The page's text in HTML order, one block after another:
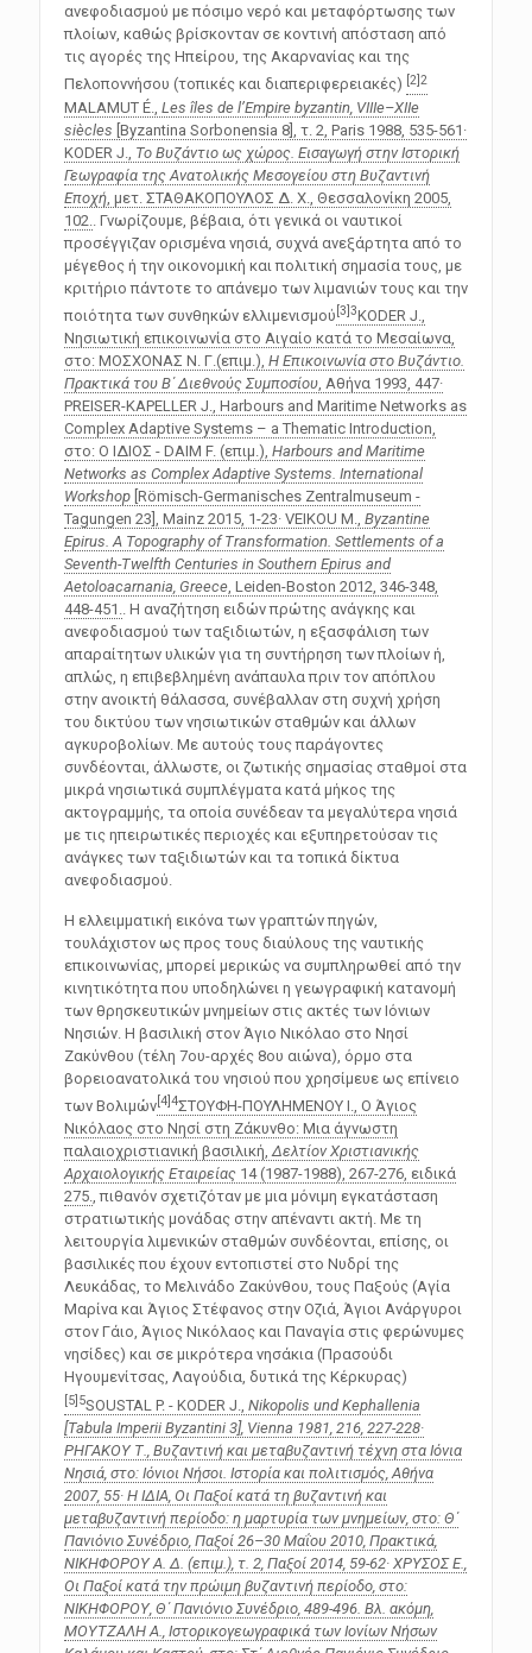
ανεφοδιασμού με πόσιμο νερό και μεταφόρτωσης των
πλοίων, καθώς βρίσκονταν σε κοντινή απόσταση από
τις αγορές της Ηπείρου, της Ακαρνανίας και της
Πελοποννήσου (τοπικές και διαπεριφερειακές) [2]2
MALAMUT É., Les îles de l’Empire byzantin, VIIIe–XIIe
siècles [Byzantina Sorbonensia 8], τ. 2, Paris 1988, 535-561·
KODER J., Το Βυζάντιο ως χώρος. Εισαγωγή στην Ιστορική
Γεωγραφία της Ανατολικής Μεσογείου στη Βυζαντινή
Εποχή , μετ. ΣΤΑΘΑΚΟΠΟΥΛΟΣ Δ. Χ., Θεσσαλονίκη 2005,
102.
. Γνωρίζουμε, βέβαια, ότι γενικά οι ναυτικοί
προσέγγιζαν ορισμένα νησιά, συχνά ανεξάρτητα από το
μέγεθος ή την οικονομική και πολιτική σημασία τους, με
κριτήριο πάντοτε το απάνεμο των λιμανιών τους και την
ποιότητα των συνθηκών ελλιμενισμού [3]3KODER J.,
Νησιωτική επικοινωνία στο Αιγαίο κατά το Μεσαίωνα,
στο: ΜΟΣΧΟΝΑΣ Ν. Γ.(επιμ.), Η Επικοινωνία στο Βυζάντιο.
Πρακτικά του Β΄ Διεθνούς Συμποσίου , Αθήνα 1993, 447·
PREISER-KAPELLER J., Harbours and Maritime Networks as
Complex Adaptive Systems – a Thematic Introduction,
στο: Ο ΙΔΙΟΣ - DAIM F. (επιμ.), Harbours and Maritime
Networks as Complex Adaptive Systems. International
Workshop [Römisch-Germanisches Zentralmuseum -
Tagungen 23], Mainz 2015, 1-23· VEIKOU M., Byzantine
Epirus. A Topography of Transformation. Settlements of a
Seventh-Twelfth Centuries in Southern Epirus and
Aetoloacarnania, Greece , Leiden-Boston 2012, 346-348,
448-451.
. Η αναζήτηση ειδών πρώτης ανάγκης και
ανεφοδιασμού των ταξιδιωτών, η εξασφάλιση των
απαραίτητων υλικών για τη συντήρηση των πλοίων ή,
απλώς, η επιβεβλημένη ανάπαυλα πριν τον απόπλου
στην ανοικτή θάλασσα, συνέβαλλαν στη συχνή χρήση
του δικτύου των νησιωτικών σταθμών και άλλων
αγκυροβολίων. Με αυτούς τους παράγοντες
συνδέονται, άλλωστε, οι ζωτικής σημασίας σταθμοί στα
μικρά νησιωτικά συμπλέγματα κατά μήκος της
ακτογραμμής, τα οποία συνέδεαν τα μεγαλύτερα νησιά
με τις ηπειρωτικές περιοχές και εξυπηρετούσαν τις
ανάγκες των ταξιδιωτών και τα τοπικά δίκτυα
ανεφοδιασμού.
Η ελλειμματική εικόνα των γραπτών πηγών,
τουλάχιστον ως προς τους διαύλους της ναυτικής
επικοινωνίας, μπορεί μερικώς να συμπληρωθεί από την
κινητικότητα που υποδηλώνει η γεωγραφική κατανομή
των θρησκευτικών μνημείων στις ακτές των Ιόνιων
Νησιών. Η βασιλική στον Άγιο Νικόλαο στο Νησί
Ζακύνθου (τέλη 7ου-αρχές 8ου αιώνα), όρμο στα
βορειοανατολικά του νησιού που χρησίμευε ως επίνειο
των Βολιμών[4]4ΣΤΟΥΦΗ-ΠΟΥΛΗΜΕΝΟΥ Ι., O Άγιος
Nικόλαος στο Nησί στη Zάκυνθο: Mια άγνωστη
παλαιοχριστιανική βασιλική,Δελτίον Χριστιανικής
Αρχαιολογικής Εταιρείας 14 (1987-1988), 267-276, ειδικά
275., πιθανόν σχετιζόταν με μια μόνιμη εγκατάσταση
στρατιωτικής μονάδας στην απέναντι ακτή. Με τη
λειτουργία λιμενικών σταθμών συνδέονται, επίσης, οι
βασιλικές που έχουν εντοπιστεί στο Νυδρί της
Λευκάδας, το Μελινάδο Ζακύνθου, τους Παξούς (Αγία
Μαρίνα και Άγιος Στέφανος στην Οζιά, Άγιοι Ανάργυροι
στον Γάιο, Άγιος Νικόλαος και Παναγία στις φερώνυμες
νησίδες) και σε μικρότερα νησάκια (Πρασούδι
Ηγουμενίτσας, Λαγούδια, δυτικά της Κέρκυρας)
[5] 5SOUSTAL P. - KODER J., Nikopolis und Kephallenia
[Tabula Imperii Byzantini 3], Vienna 1981, 216, 227-228·
ΡΗΓΑΚΟΥ Τ., Βυζαντινή και μεταβυζαντινή τέχνη στα Ιόνια
Νησιά, στο: Ιόνιοι Νήσοι. Ιστορία και πολιτισμός , Αθήνα
2007, 55· Η ΙΔΙΑ, Οι Παξοί κατά τη βυζαντινή και
μεταβυζαντινή περίοδο: η μαρτυρία των μνημείων, στο: Θ΄
Πανιόνιο Συνέδριο, Παξοί 26–30 Μαΐου 2010, Πρακτικά
ΝΙΚΗΦΟΡΟΥ Α. Δ. (επιμ.), τ. 2, Παξοί 2014, 59-62· ΧΡΥΣΟΣ Ε.,
Οι Παξοί κατά την πρώιμη βυζαντινή περίοδο, στο:
ΝΙΚΗΦΟΡΟΥ, Θ΄ Πανιόνιο Συνέδριο , 489-496. Βλ. ακόμη,
ΜΟΥΤΖΑΛΗ Α., Ιστορικογεωγραφικά των Ιονίων Νήσων